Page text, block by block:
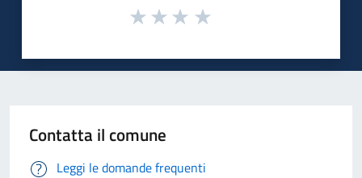
Contatta il comune
Leggi le domande frequenti